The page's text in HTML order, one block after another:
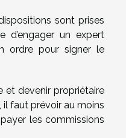
sont prises
d’engager un expert
ordre pour signer le
et devenir propriétaire
faut prévoir au moins
les commissions